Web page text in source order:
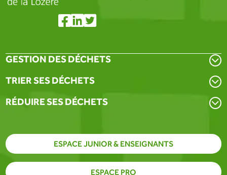
GESTION DES DÉCHETS
TRIER SES DÉCHETS
RÉDUIRE SES DÉCHETS
ESPACE JUNIOR & ENSEIGNANTS
ESPACE PRO